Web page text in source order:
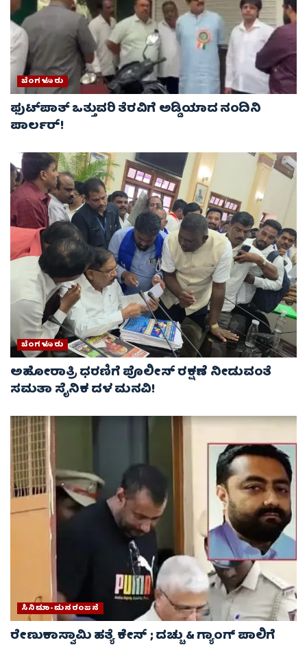
ಬೆಂಗಳೂರು
ಫುಟ್‌ಪಾತ್ ಒತ್ತುವರಿ ತೆರವಿಗೆ ಅಡ್ಡಿಯಾದ ನಂದಿನಿ
ಪಾರ್ಲರ್!
ಬೆಂಗಳೂರು
ಅಹೋರಾತ್ರಿ ಧರಣಿಗೆ ಪೊಲೀಸ್ ರಕ್ಷಣೆ ನೀಡುವಂತೆ
ಸಮತಾ ಸೈನಿಕ ದಳ ಮನವಿ!
ಸಿನಿಮಾ-ಮನರಂಜನೆ
ರೇಣುಕಾಸ್ವಾಮಿ ಹತ್ಯೆ ಕೇಸ್‌ ; ದಚ್ಚು & ಗ್ಯಾಂಗ್ ಪಾಲಿಗೆ